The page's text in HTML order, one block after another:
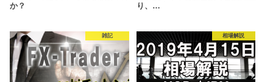
か？
り、…
雑記 相場解説